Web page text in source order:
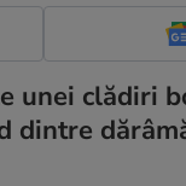
unei clădiri
dintre